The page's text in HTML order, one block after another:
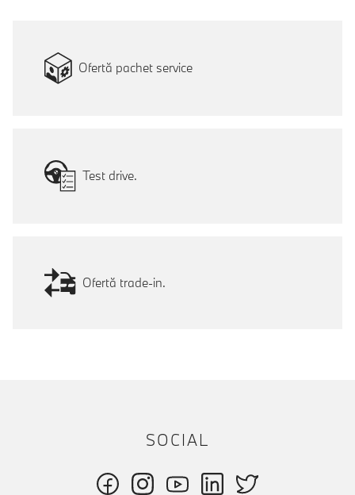
Ofertă pachet service
Test drive.
Ofertă trade-in.
SOCIAL